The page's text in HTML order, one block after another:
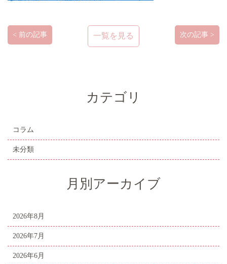
< 前の記事 一覧を見る 次の記事 >
カテゴリ
コラム
未分類
月別アーカイブ
2026年8月
2026年7月
2026年6月